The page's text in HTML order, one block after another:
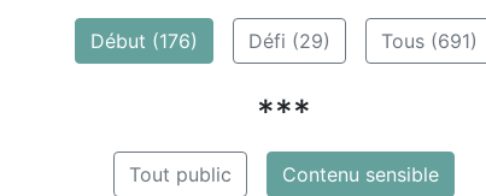
Début (176) Défi (29) Tous (691)
***
Tout public Contenu sensible